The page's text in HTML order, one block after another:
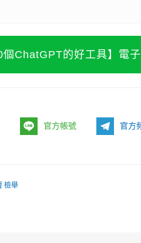
個ChatGPT的好工具】電
官方帳號 官方
檢舉